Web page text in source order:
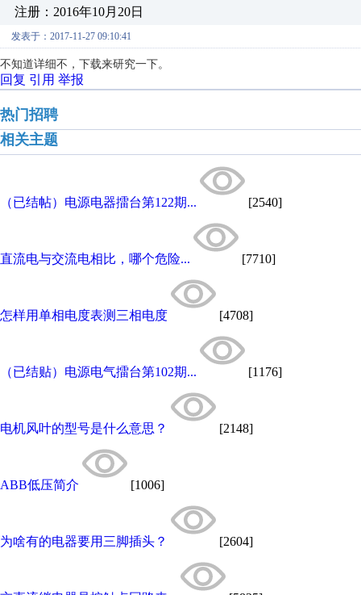
注册：2016年10月20日
发表于：2017-11-27 09:10:41
不知道详细不，下载来研究一下。
回复 引用 举报
热门招聘
相关主题
（已结帖）电源电器擂台第122期... [2540]
直流电与交流电相比，哪个危险... [7710]
怎样用单相电度表测三相电度 [4708]
（已结贴）电源电气擂台第102期... [1176]
电机风叶的型号是什么意思？ [2148]
ABB低压简介 [1006]
为啥有的电器要用三脚插头？ [2604]